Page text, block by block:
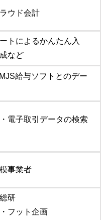
ウド会計
トによるかんたん入
など
給与ソフトとのデー
電子取引データの検索
事業者
研
フット企画